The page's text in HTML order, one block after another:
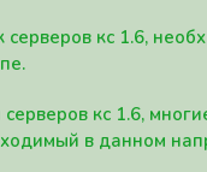
серверов кс 1.6,
кс 1.6,
в данном